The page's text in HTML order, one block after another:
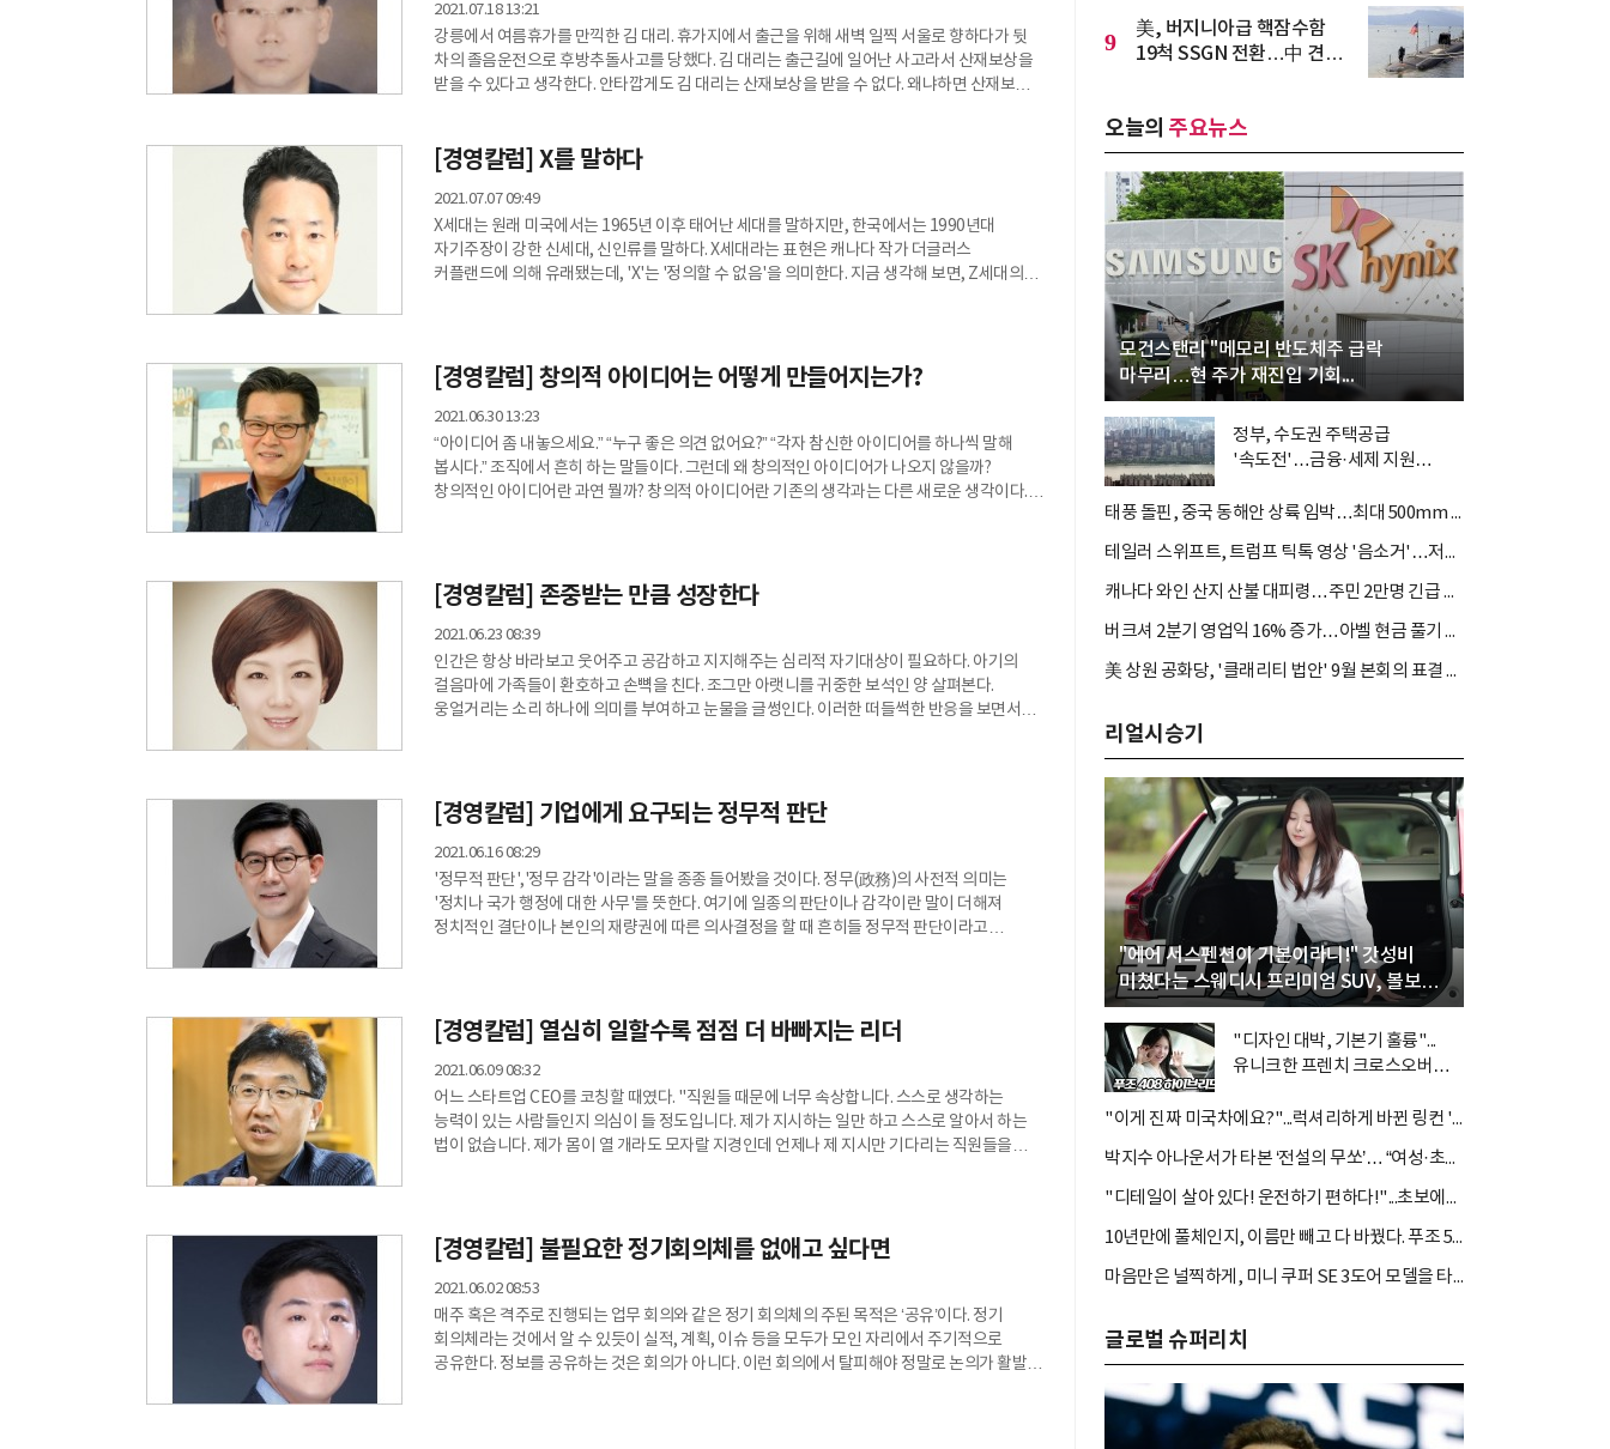
2021.07.18 13:21
강릉에서 여름휴가를 만끽한 김 대리. 휴가지에서 출근을 위해 새벽 일찍 서울로 향하다가 뒷
차의 졸음운전으로 후방추돌사고를 당했다. 김 대리는 출근길에 일어난 사고라서 산재보상을
받을 수 있다고 생각한다. 안타깝게도 김 대리는 산재보상을 받을 수 없다. 왜냐하면 산재보험은
마침에 따라 이루어지는 행위 중에 사고가 발생되어야 한다. 예컨대 늦잠으로 지각 또는
[경영칼럼] X를 말하다
2021.07.07 09:49
X세대는 원래 미국에서는 1965년 이후 태어난 세대를 말하지만, 한국에서는 1990년대
자기주장이 강한 신세대, 신인류를 말하다. X세대라는 표현은 캐나다 작가 더글러스
커플랜드에 의해 유래됐는데, 'X'는 '정의할 수 없음'을 의미한다. 지금 생각해 보면, Z세대의
리포트에서 한국 90년대 X세대는 "주위의 눈치를 보지 않는 개성파였으며 경제적 풍요 속에
성장했던
[경영칼럼] 창의적 아이디어는 어떻게 만들어지는가?
2021.06.30 13:23
“아이디어 좀 내놓으세요.” “누구 좋은 의견 없어요?” “각자 참신한 아이디어를 하나씩 말해
봅시다.” 조직에서 흔히 하는 말들이다. 그런데 왜 창의적인 아이디어가 나오지 않을까?
창의적인 아이디어란 과연 뭘까? 창의적 아이디어란 기존의 생각과는 다른 새로운 생각이다.
잘 살펴보면 직원들이 말하지 않는 데는 그럴만한 이유가 있다. “그
[경영칼럼] 존중받는 만큼 성장한다
2021.06.23 08:39
인간은 항상 바라보고 웃어주고 공감하고 지지해주는 심리적 자기대상이 필요하다. 아기의
걸음마에 가족들이 환호하고 손뼉을 친다. 조그만 아랫니를 귀중한 보석인 양 살펴본다.
웅얼거리는 소리 하나에 의미를 부여하고 눈물을 글썽인다. 이러한 떠들썩한 반응을 보면서
눈빛을 향한 욕구는 사라지지는 않는다. 오히려 다양한 사회적 관계 속에서 더 많은
[경영칼럼] 기업에게 요구되는 정무적 판단
2021.06.16 08:29
'정무적 판단','정무 감각'이라는 말을 종종 들어봤을 것이다. 정무(政務)의 사전적 의미는
'정치나 국가 행정에 대한 사무'를 뜻한다. 여기에 일종의 판단이나 감각이란 말이 더해져
정치적인 결단이나 본인의 재량권에 따른 의사결정을 할 때 흔히들 정무적 판단이라고
사회구성원의 여러 목소리를 듣는다는 긍정적인 측면이 있지만, 당리당략이나 표심을 얻기
위한 정치적 결
[경영칼럼] 열심히 일할수록 점점 더 바빠지는 리더
2021.06.09 08:32
어느 스타트업 CEO를 코칭할 때였다. "직원들 때문에 너무 속상합니다. 스스로 생각하는
능력이 있는 사람들인지 의심이 들 정도입니다. 제가 지시하는 일만 하고 스스로 알아서 하는
법이 없습니다. 제가 몸이 열 개라도 모자랄 지경인데 언제나 제 지시만 기다리는 직원들을
일일이 고쳐줘야 하고, 엉뚱한 방향으로 일을 기획하거나 비효율적으로
[경영칼럼] 불필요한 정기회의체를 없애고 싶다면
2021.06.02 08:53
매주 혹은 격주로 진행되는 업무 회의와 같은 정기 회의체의 주된 목적은 ‘공유’이다. 정기
회의체라는 것에서 알 수 있듯이 실적, 계획, 이슈 등을 모두가 모인 자리에서 주기적으로
공유한다. 정보를 공유하는 것은 회의가 아니다. 이런 회의에서 탈피해야 정말로 논의가 활발히
9
美, 버지니아급 핵잠수함
19척 SSGN 전환…中 견제
오늘의 주요뉴스
모건스탠리 "메모리 반도체주 급락
마무리…현 주가 재진입 기회...
정부, 수도권 주택공급
'속도전'…금융·세제 지원
태풍 돌핀, 중국 동해안 상륙 임박…최대 500mm '물폭탄' 예고
테일러 스위프트, 트럼프 틱톡 영상 '음소거'…저작권 칼 빼들었...
캐나다 와인 산지 산불 대피령…주민 2만명 긴급 피난
버크셔 2분기 영업익 16% 증가…아벨 현금 풀기 시작
美 상원 공화당, '클래리티 법안' 9월 본회의 표결 절차 기습 착...
리얼시승기
"에어 서스펜션이 기본이라니!" 갓성비
미쳤다는 스웨디시 프리미엄 SUV, 볼보
'XC60 B5 울트라'
"디자인 대박, 기본기 훌륭"...
유니크한 프렌치 크로스오버
"이게 진짜 미국차에요?"...럭셔리하게 바뀐 링컨 '노틸러스 하이브리드'
박지수 아나운서가 타본 ‘전설의 무쏘’… “여성·초보자도 반할 반전 매력”
"디테일이 살아 있다! 운전하기 편하다!"...초보에게는 아주 매력적인 차 르노 필랑트
10년만에 풀체인지, 이름만 빼고 다 바꿨다. 푸조 5008...디자인으로는 따라갈 차가 없다
마음만은 널찍하게, 미니 쿠퍼 SE 3도어 모델을 타봤다. 짐 많고 바쁜 아나운서도 좋아할까?
글로벌 슈퍼리치